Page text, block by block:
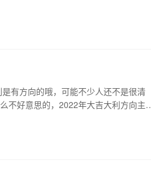
有方向的哦，可能不少人还不是很清
不好意思的，2022年大吉大利方向主